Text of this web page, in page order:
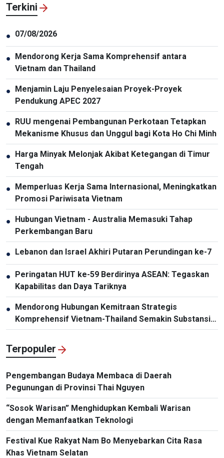
Terkini
● 07/08/2026
● Mendorong Kerja Sama Komprehensif antara
Vietnam dan Thailand
● Menjamin Laju Penyelesaian Proyek-Proyek
Pendukung APEC 2027
● RUU mengenai Pembangunan Perkotaan Tetapkan
Mekanisme Khusus dan Unggul bagi Kota Ho Chi Minh
● Harga Minyak Melonjak Akibat Ketegangan di Timur
Tengah
● Memperluas Kerja Sama Internasional, Meningkatkan
Promosi Pariwisata Vietnam
● Hubungan Vietnam - Australia Memasuki Tahap
Perkembangan Baru
● Lebanon dan Israel Akhiri Putaran Perundingan ke-7
● Peringatan HUT ke-59 Berdirinya ASEAN: Tegaskan
Kapabilitas dan Daya Tariknya
● Mendorong Hubungan Kemitraan Strategis
Komprehensif Vietnam-Thailand Semakin Substansial
dan Efektif
Terpopuler
Pengembangan Budaya Membaca di Daerah
Pegunungan di Provinsi Thai Nguyen
“Sosok Warisan” Menghidupkan Kembali Warisan
dengan Memanfaatkan Teknologi
Festival Kue Rakyat Nam Bo Menyebarkan Cita Rasa
Khas Vietnam Selatan